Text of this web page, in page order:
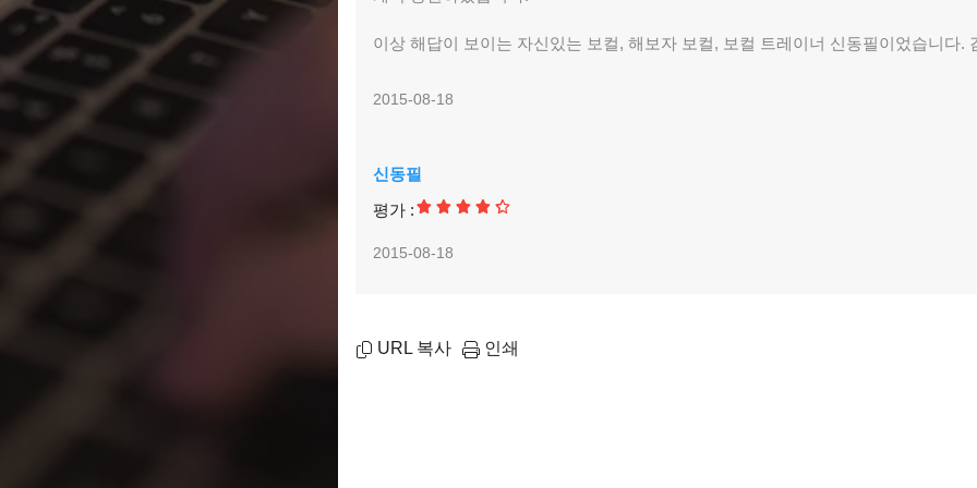
이상 해답이 보이는 자신있는 보컬, 해보자 보컬, 보컬 트레이너 신동필이었습니다.
2015-08-18
신동필
평가 :
2015-08-18
URL 복사 인쇄